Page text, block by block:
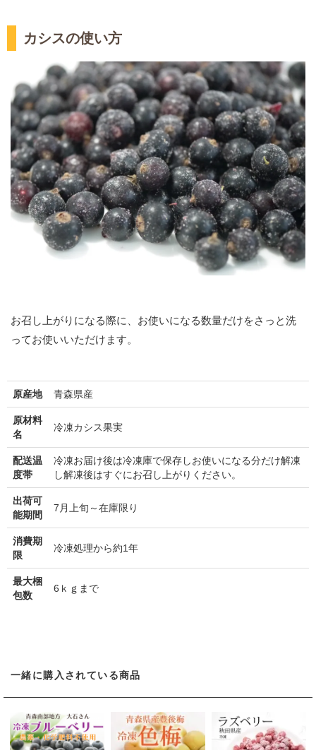
カシスの使い方
お召し上がりになる際に、お使いになる数量だけをさっと洗
ってお使いいただけます。
原産地 青森県産
原材料
名
冷凍カシス果実
配送温
度帯
冷凍お届け後は冷凍庫で保存しお使いになる分だけ解凍
し解凍後はすぐにお召し上がりください。
出荷可
能期間
7月上旬～在庫限り
消費期
限
冷凍処理から約1年
最大梱
包数
6ｋｇまで
一緒に購入されている商品